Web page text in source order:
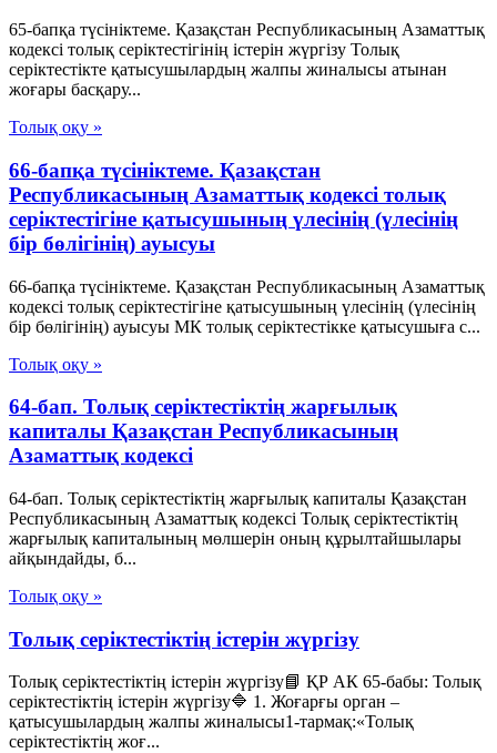
65-бапқа түсініктеме. Қазақстан Республикасының Азаматтық
кодексі толық серіктестігінің істерін жүргізу Толық
серіктестікте қатысушылардың жалпы жиналысы атынан
жоғары басқару...
Толық оқу »
66-бапқа түсініктеме. Қазақстан
Республикасының Азаматтық кодексі толық
серіктестігіне қатысушының үлесінің (үлесінің
бір бөлігінің) ауысуы
66-бапқа түсініктеме. Қазақстан Республикасының Азаматтық
кодексі толық серіктестігіне қатысушының үлесінің (үлесінің
бір бөлігінің) ауысуы МК толық серіктестікке қатысушыға с...
Толық оқу »
64-бап. Толық серiктестiктiң жарғылық
капиталы Қазақстан Республикасының
Азаматтық кодексi
64-бап. Толық серiктестiктiң жарғылық капиталы Қазақстан
Республикасының Азаматтық кодексi Толық серiктестiктiң
жарғылық капиталының мөлшерiн оның құрылтайшылары
айқындайды, б...
Толық оқу »
Толық серіктестіктің істерін жүргізу
Толық серіктестіктің істерін жүргізу📘 ҚР АК 65-бабы: Толық
серіктестіктің істерін жүргізу🔷 1. Жоғарғы орган –
қатысушылардың жалпы жиналысы1-тармақ:«Толық
серіктестіктің жоғ...